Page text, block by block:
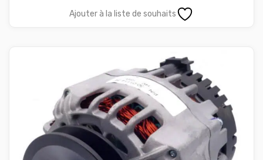
Ajouter à la liste de souhaits